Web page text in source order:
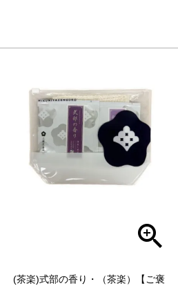
(茶楽)式部の香り・（茶楽）【ご褒